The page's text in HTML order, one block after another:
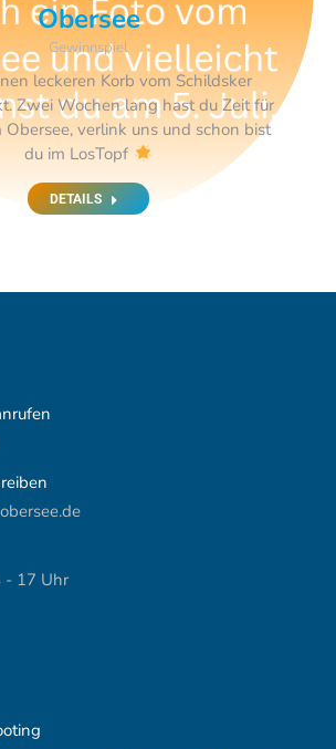
Obersee
Gewinnspiel
leckeren Korb vom Schildsker
Zwei Wochen lang hast du Zeit für
Obersee, verlink uns und schon bist
du im LosTopf
DETAILS
- 17 Uhr